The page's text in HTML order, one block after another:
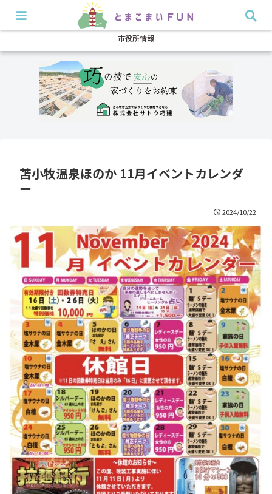
開店・閉店 イベント グルメ 特集 耳より
市役所情報
苫小牧温泉ほのか 11月イベントカレンダ
ー
2024/10/22